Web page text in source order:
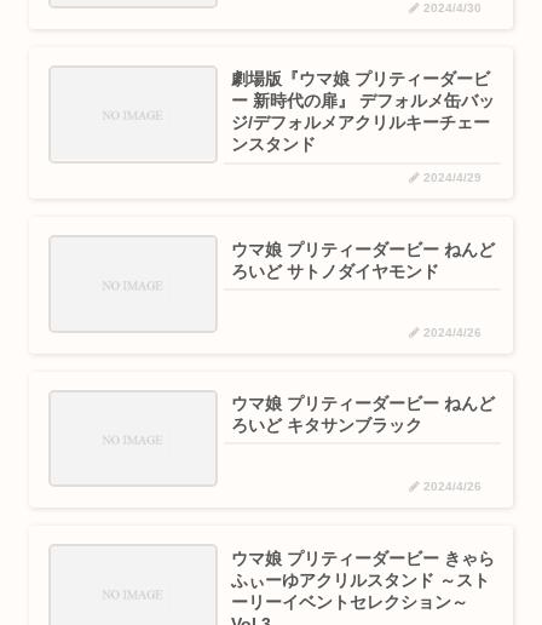
2024/4/30
劇場版『ウマ娘 プリティーダービ
ー 新時代の扉』 デフォルメ缶バッ
ジ/デフォルメアクリルキーチェー
ンスタンド
2024/4/29
ウマ娘 プリティーダービー ねんど
ろいど サトノダイヤモンド
2024/4/26
ウマ娘 プリティーダービー ねんど
ろいど キタサンブラック
2024/4/26
ウマ娘 プリティーダービー きゃら
ふぃーゆアクリルスタンド ～スト
ーリーイベントセレクション～